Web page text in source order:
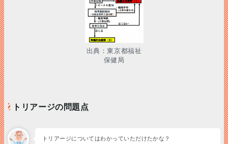
出典：東京都福祉
保健局
トリアージの問題点
トリアージについてはわかっていただけたかな？